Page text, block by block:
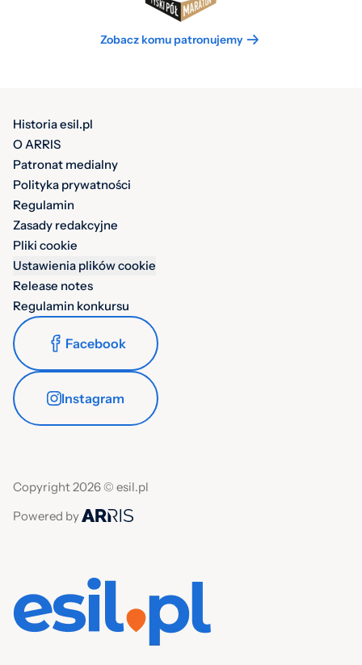
Zobacz komu patronujemy
Historia esil.pl
O ARRIS
Patronat medialny
Polityka prywatności
Regulamin
Zasady redakcyjne
Pliki cookie
Ustawienia plików cookie
Release notes
Regulamin konkursu
Facebook
Instagram
Copyright 2026 © esil.pl
Powered by